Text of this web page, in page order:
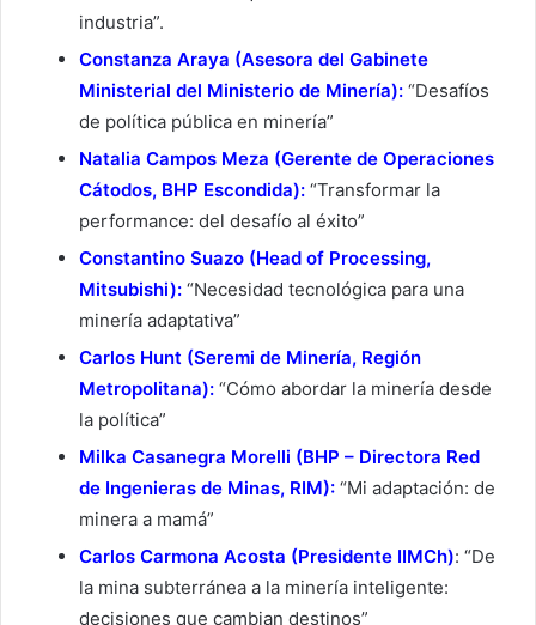
industria”.
Constanza Araya (Asesora del Gabinete
Ministerial del Ministerio de Minería): “Desafíos
de política pública en minería”
Natalia Campos Meza (Gerente de Operaciones
Cátodos, BHP Escondida): “Transformar la
performance: del desafío al éxito”
Constantino Suazo (Head of Processing,
Mitsubishi): “Necesidad tecnológica para una
minería adaptativa”
Carlos Hunt (Seremi de Minería, Región
Metropolitana): “Cómo abordar la minería desde
la política”
Milka Casanegra Morelli (BHP – Directora Red
de Ingenieras de Minas, RIM): “Mi adaptación: de
minera a mamá”
Carlos Carmona Acosta (Presidente IIMCh): “De
la mina subterránea a la minería inteligente:
decisiones que cambian destinos”